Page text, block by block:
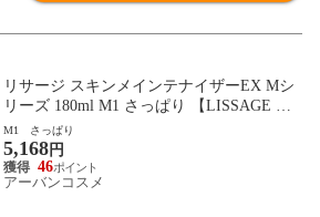
リサージ スキンメインテナイザーEX Mシ
リーズ 180ml M1 さっぱり 【LISSAGE 化
粧液 コラーゲン ハリ】
M1 さっぱり
5,168円
46
アーバンコスメ